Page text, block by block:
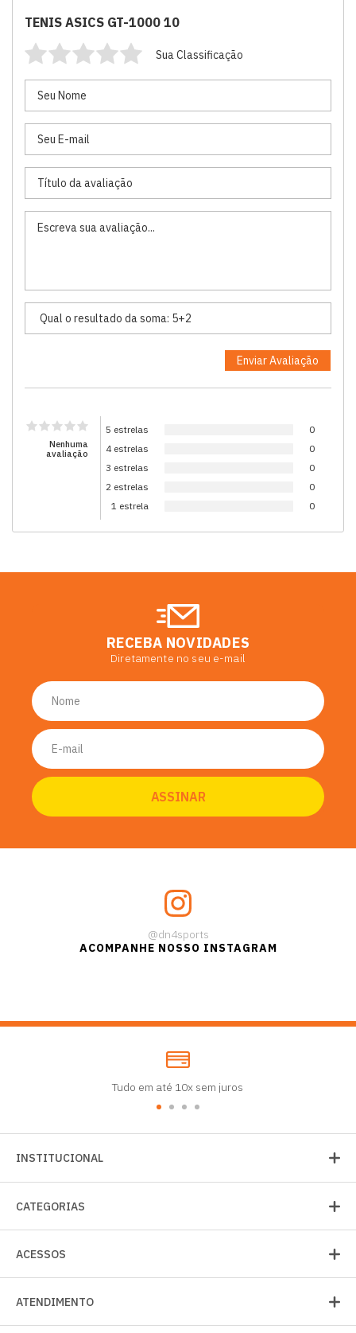
TENIS ASICS GT-1000 10
Sua Classificação
Nenhuma
avaliação
5 estrelas
0
4 estrelas
0
3 estrelas
0
2 estrelas
0
1 estrela
0
RECEBA NOVIDADES
Diretamente no seu e-mail
@dn4sports
ACOMPANHE NOSSO INSTAGRAM
Tudo em até 10x sem juros
INSTITUCIONAL
CATEGORIAS
ACESSOS
ATENDIMENTO